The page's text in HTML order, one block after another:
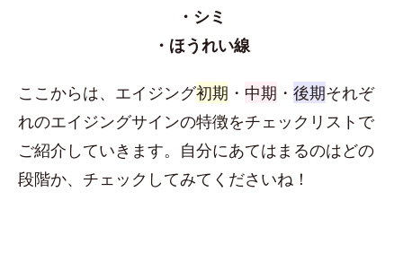
・シミ
・ほうれい線
ここからは、エイジング初期 ・ 中期 ・ 後期それぞ
れのエイジングサインの特徴をチェックリストで
ご紹介していきます。自分にあてはまるのはどの
段階か、チェックしてみてくださいね！